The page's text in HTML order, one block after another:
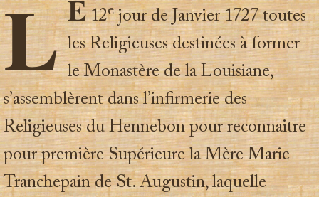
L E12ejour de Janvier 1727 toutes
les Religieuses destinées à former
le Monastère de la Louisiane,
s’assemblèrent dans l’infirmerie des
Religieuses du Hennebon pour reconnaitre
pour première Supérieure la Mère Marie
Tranchepain de St. Augustin, laquelle